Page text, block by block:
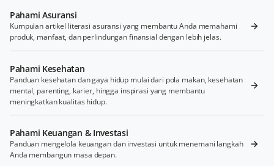
Pahami Asuransi
Kumpulan artikel literasi asuransi yang membantu Anda memahami
produk, manfaat, dan perlindungan finansial dengan lebih jelas.
Pahami Kesehatan
Panduan kesehatan dan gaya hidup mulai dari pola makan, kesehatan
mental, parenting, karier, hingga inspirasi yang membantu
meningkatkan kualitas hidup.
Pahami Keuangan & Investasi
Panduan mengelola keuangan dan investasi untuk menemani langkah
Anda membangun masa depan.